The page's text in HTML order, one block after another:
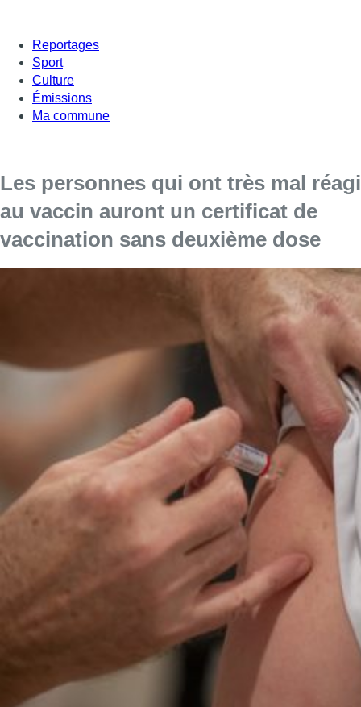
Reportages
Sport
Culture
Émissions
Ma commune
Les personnes qui ont très mal réagi
au vaccin auront un certificat de
vaccination sans deuxième dose